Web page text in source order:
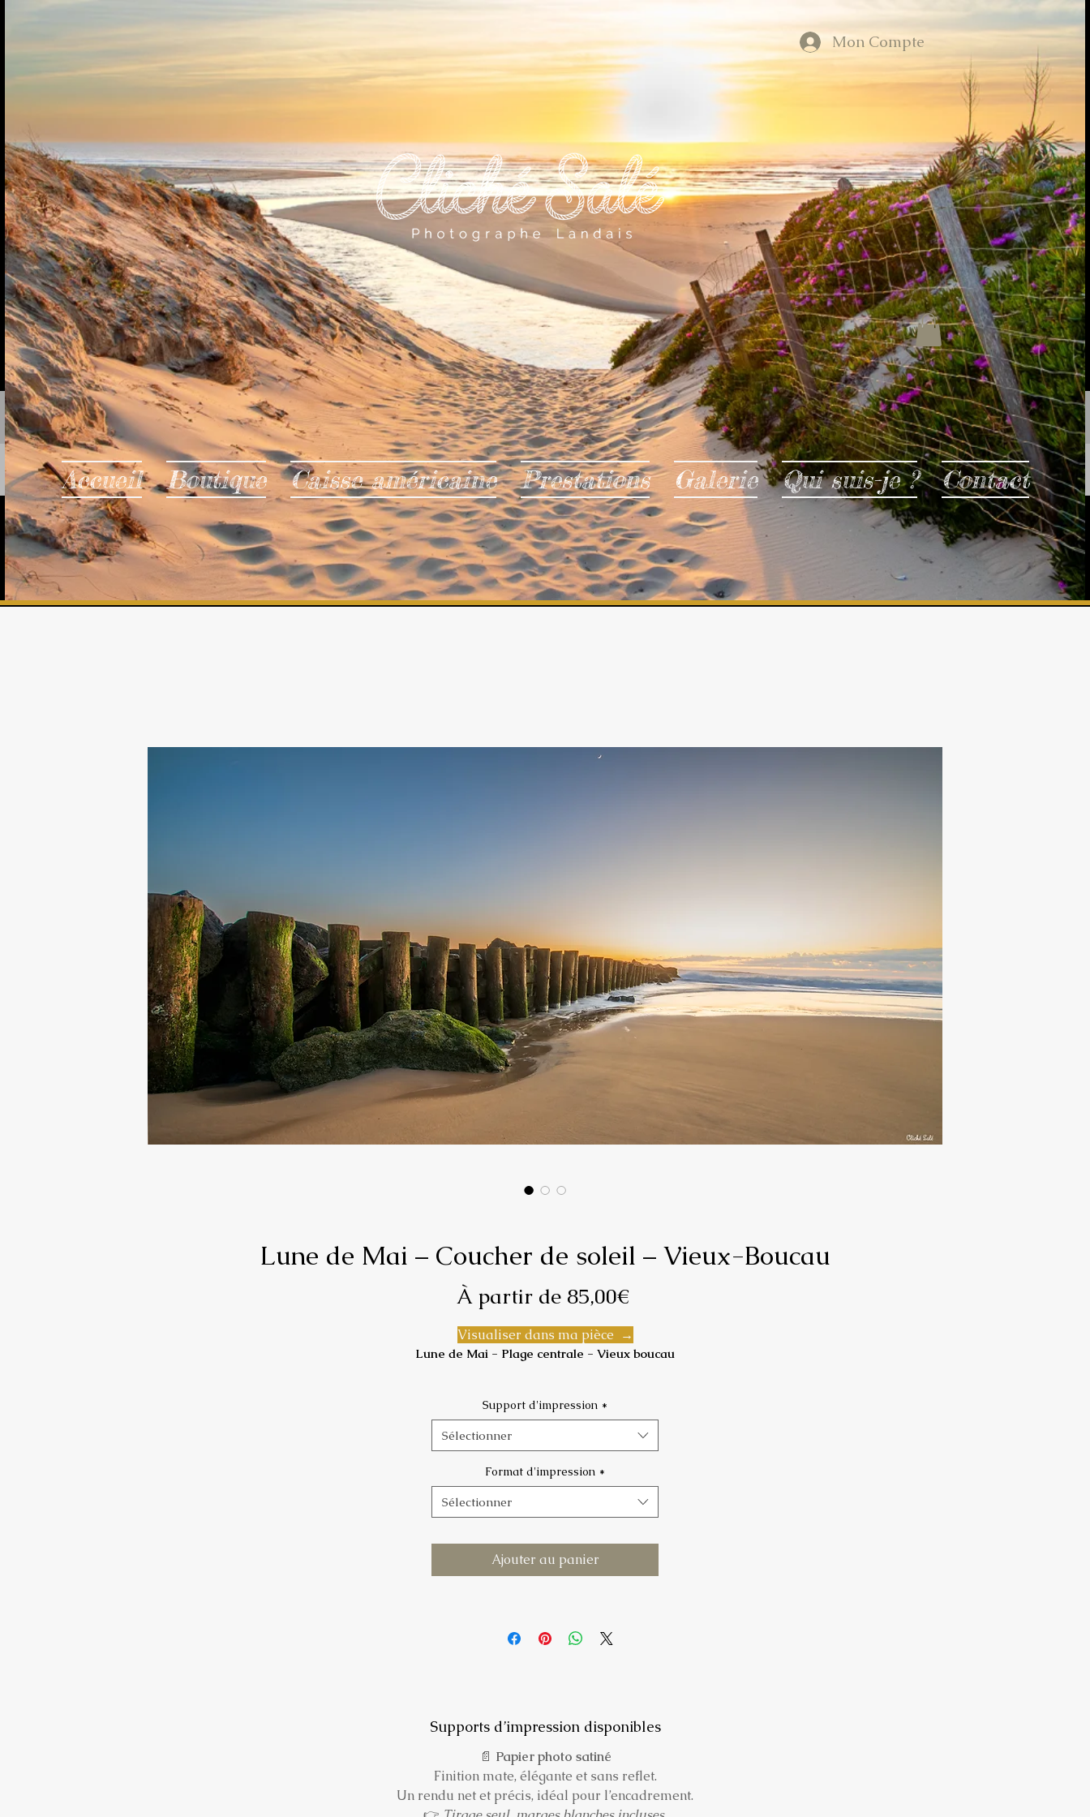
Mon Compte
Accueil Boutique Caisse américaine Prestations Galerie Qui suis-je ? Contact
Lune de Mai – Coucher de soleil – Vieux-Boucau
À partir de 85,00€Prix
promotionnel
Visualiser dans ma pièce →
Lune de Mai - Plage centrale - Vieux boucau
Un croissant de lune veille, discret, au-dessus des épis.
Un soir de mai sur la plage de Vieux-Boucau, dans ce lieu où le bois
moussu résiste à la mer depuis des décennies, dans ce lieu où le
temps semble suspendu .
Une image apaisante et mystérieuse, qui apporte de la profondeur et
une lumière douce à un intérieur.
Cette photographie est aussi disponible enencadrement caisse
Support d'impression *
Sélectionner
Format d'impression *
Sélectionner
Ajouter au panier
Supports d’impression disponibles
📄 Papier photo satiné
Finition mate, élégante et sans reflet.
Un rendu net et précis, idéal pour l’encadrement.